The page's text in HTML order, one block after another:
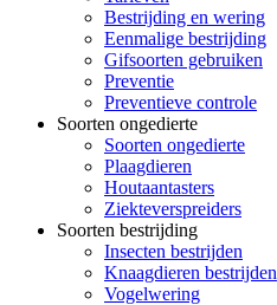
Bestrijding en wering
Eenmalige bestrijding
Gifsoorten gebruiken
Preventie
Preventieve controle
Soorten ongedierte
Soorten ongedierte
Plaagdieren
Houtaantasters
Ziekteverspreiders
Soorten bestrijding
Insecten bestrijden
Knaagdieren bestrijden
Vogelwering